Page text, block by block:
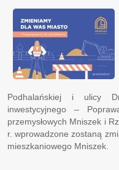
Podhalańskiej i ulicy
inwestycyjnego –
przemysłowych Mniszek i
r. wprowadzone zostaną
mieszkaniowego Mniszek.